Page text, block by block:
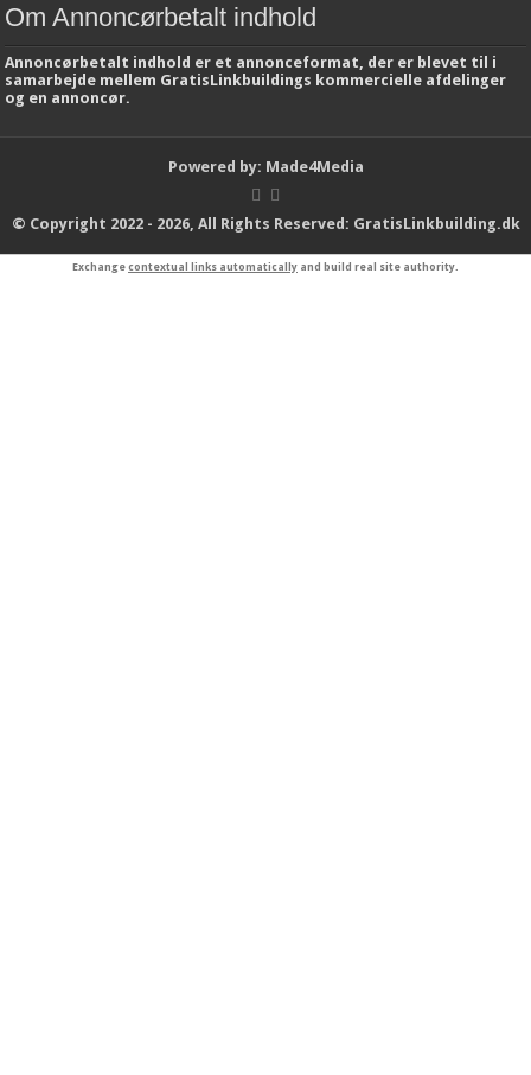
Om Annoncørbetalt indhold
Annoncørbetalt indhold er et annonceformat, der er blevet til i
samarbejde mellem GratisLinkbuildings kommercielle afdelinger
og en annoncør.
Powered by: Made4Media
© Copyright 2022 - 2026, All Rights Reserved: GratisLinkbuilding.dk
Exchange contextual links automatically and build real site authority.